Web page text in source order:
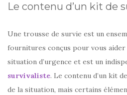
Le contenu d’un kit de
Une trousse de survie est un
fournitures conçus pour vous aider
situation d’urgence et est un
survivaliste. Le contenu d’un kit
de la situation, mais certains